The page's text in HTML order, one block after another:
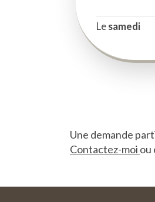
Lesamedi
Une demande
Contactez-moi ou